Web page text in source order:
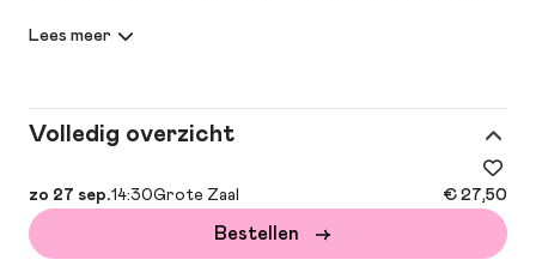
wezenlijks op het spel.”
Antonio Vivaldi – La fida ninfa RV 714
*Dite, ohimè! Ditelo al fine
Antonio Vivaldi – Concerto in d klein “Madrigalesco” RV 129
Volledig overzicht
zo 27 sep.14:30Grote Zaal € 27,50
Bestellen